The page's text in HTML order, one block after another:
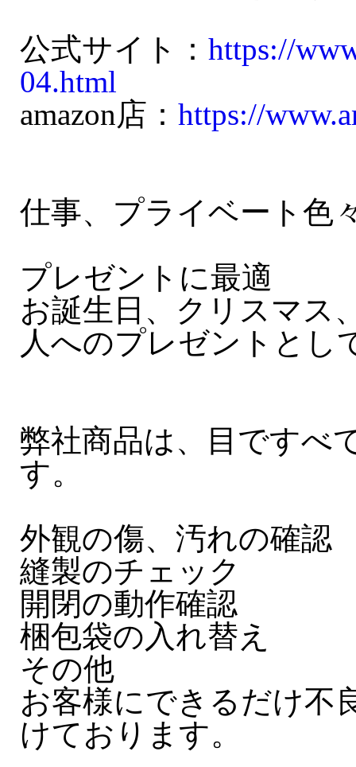
公式サイト： https://
04.html
amazon店： https://
仕事、プライベート色
プレゼントに最適
お誕生日、クリスマス
人へのプレゼントとし
弊社商品は、目ですべ
す。
外観の傷、汚れの確認
縫製のチェック
開閉の動作確認
梱包袋の入れ替え
その他
お客様にできるだけ不
けております。